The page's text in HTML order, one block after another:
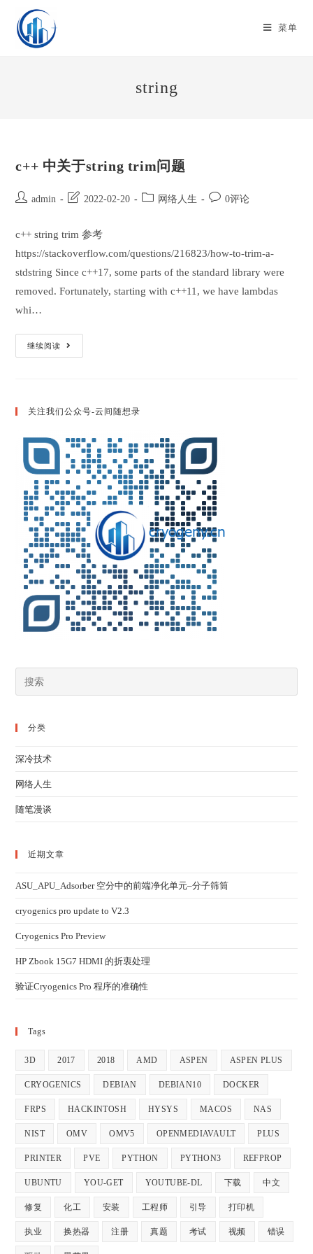
content
菜单
string
c++ 中关于string trim问题
Postadmin
Post
modified:
2022-02-20
Post 网络人生
Post0评论
c++ string trim 参考
https://stackoverflow.com/questions/216823/how-to-trim-a-
stdstring Since c++17, some parts of the standard library were
removed. Fortunately, starting with c++11, we have lambdas
whi…
继续阅读
C++
中
题
关注我们公众号-云间随想录
分类
深冷技术
网络人生
随笔漫谈
近期文章
ASU_APU_Adsorber 空分中的前端净化单元–分子筛筒
cryogenics pro update to V2.3
Cryogenics Pro Preview
HP Zbook 15G7 HDMI 的折衷处理
验证Cryogenics Pro 程序的准确性
Tags
3D 2017 2018 AMD ASPEN ASPEN PLUS
CRYOGENICS DEBIAN DEBIAN10 DOCKER
FRPS HACKINTOSH HYSYS MACOS NAS
NIST OMV OMV5 OPENMEDIAVAULT PLUS
PRINTER PVE PYTHON PYTHON3 REFPROP
UBUNTU YOU-GET YOUTUBE-DL 下载 中文
修复 化工 安装 工程师 引导 打印机
执业 换热器 注册 真题 考试 视频 错误